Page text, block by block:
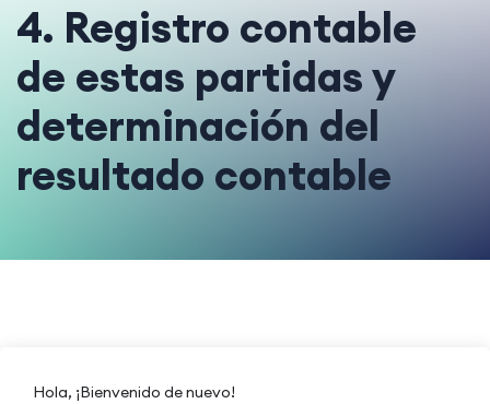
4. Registro contable
de estas partidas y
determinación del
resultado contable
Hola, ¡Bienvenido de nuevo!